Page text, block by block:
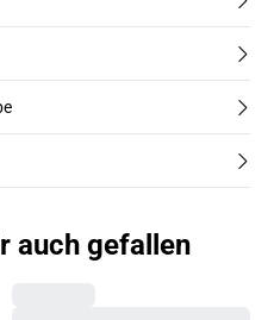
auch gefallen